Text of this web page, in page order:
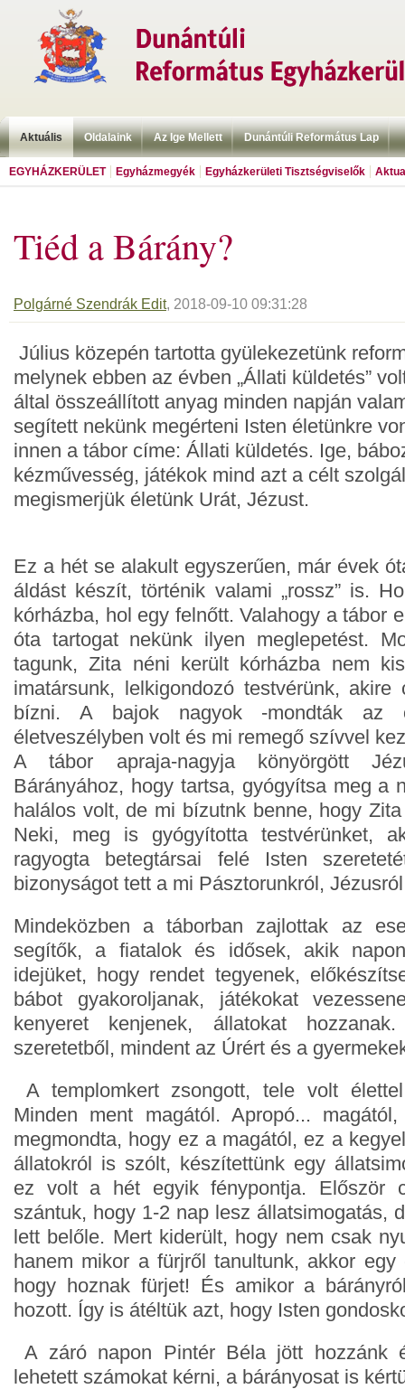
Aktuális Oldalaink Az Ige Mellett Dunántúli Református Lap
EGYHÁZKERÜLET Egyházmegyék Egyházkerületi Tisztségviselők
Tiéd a Bárány?
Polgárné Szendrák Edit, 2018-09-10 09:31:28
Július közepén tartotta gyülekezetünk
melynek ebben az évben „Állati küldetés”
által összeállított anyag minden napján
segített nekünk megérteni Isten életünkre
innen a tábor címe: Állati küldetés. Ige,
kézművesség, játékok mind azt a célt
megismerjük életünk Urát, Jézust.
Ez a hét se alakult egyszerűen, már évek
áldást készít, történik valami „rossz” is.
kórházba, hol egy felnőtt. Valahogy a tábor
óta tartogat nekünk ilyen meglepetést.
tagunk, Zita néni került kórházba nem
imatársunk, lelkigondozó testvérünk, akire
bízni. A bajok nagyok -mondták az
életveszélyben volt és mi remegő szívvel
A tábor apraja-nagyja könyörgött
Bárányához, hogy tartsa, gyógyítsa meg a
halálos volt, de mi bízutnk benne, hogy
Neki, meg is gyógyította testvérünket,
ragyogta betegtársai felé Isten
bizonyságot tett a mi Pásztorunkról,
Mindeközben a táborban zajlottak az
segítők, a fiatalok és idősek, akik
idejüket, hogy rendet tegyenek,
bábot gyakoroljanak, játékokat
kenyeret kenjenek, állatokat
szeretetből, mindent az Úrért és a
A templomkert zsongott, tele volt
Minden ment magától. Apropó...
megmondta, hogy ez a magától, ez a
állatokról is szólt, készítettünk egy
ez volt a hét egyik fénypontja. Először
szántuk, hogy 1-2 nap lesz állatsimogatás,
lett belőle. Mert kiderült, hogy nem csak
hanem mikor a fürjről tanultunk, akkor egy
hogy hoznak fürjet! És amikor a
hozott. Így is átéltük azt, hogy Isten
A záró napon Pintér Béla jött hozzánk
lehetett számokat kérni, a bárányosat is